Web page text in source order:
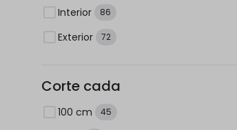
Interior 86
Exterior 72
Corte cada
100 cm 45